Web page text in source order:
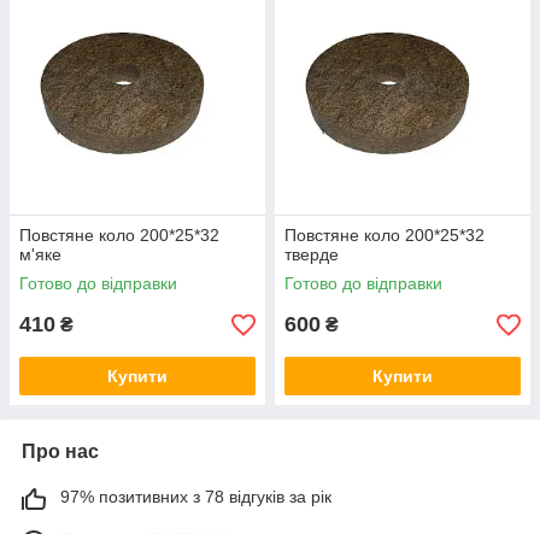
Повстяне коло 200*25*32
м'яке
Готово до відправки
410 ₴
Купити
Повстяне коло 200*25*32
тверде
Готово до відправки
600 ₴
Купити
Про нас
97% позитивних з 78 відгуків за рік